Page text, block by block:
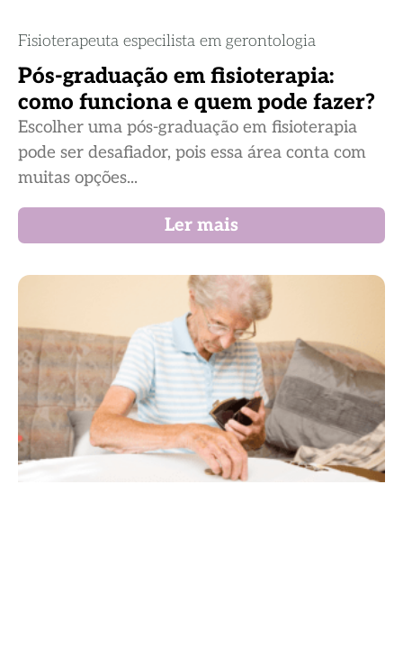
Fisioterapeuta especilista em gerontologia
Pós-graduação em fisioterapia:
como funciona e quem pode fazer?
Escolher uma pós-graduação em fisioterapia
pode ser desafiador, pois essa área conta com
muitas opções...
Ler mais